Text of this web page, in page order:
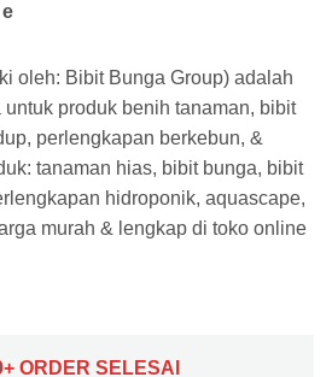
oleh: Bibit Bunga Group) adalah
produk benih tanaman, bibit
perlengkapan berkebun, &
tanaman hias, bibit bunga, bibit
hidroponik, aquascape,
murah & lengkap di toko online
ORDER SELESAI